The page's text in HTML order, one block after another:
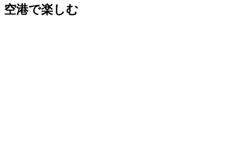
空港で楽しむ